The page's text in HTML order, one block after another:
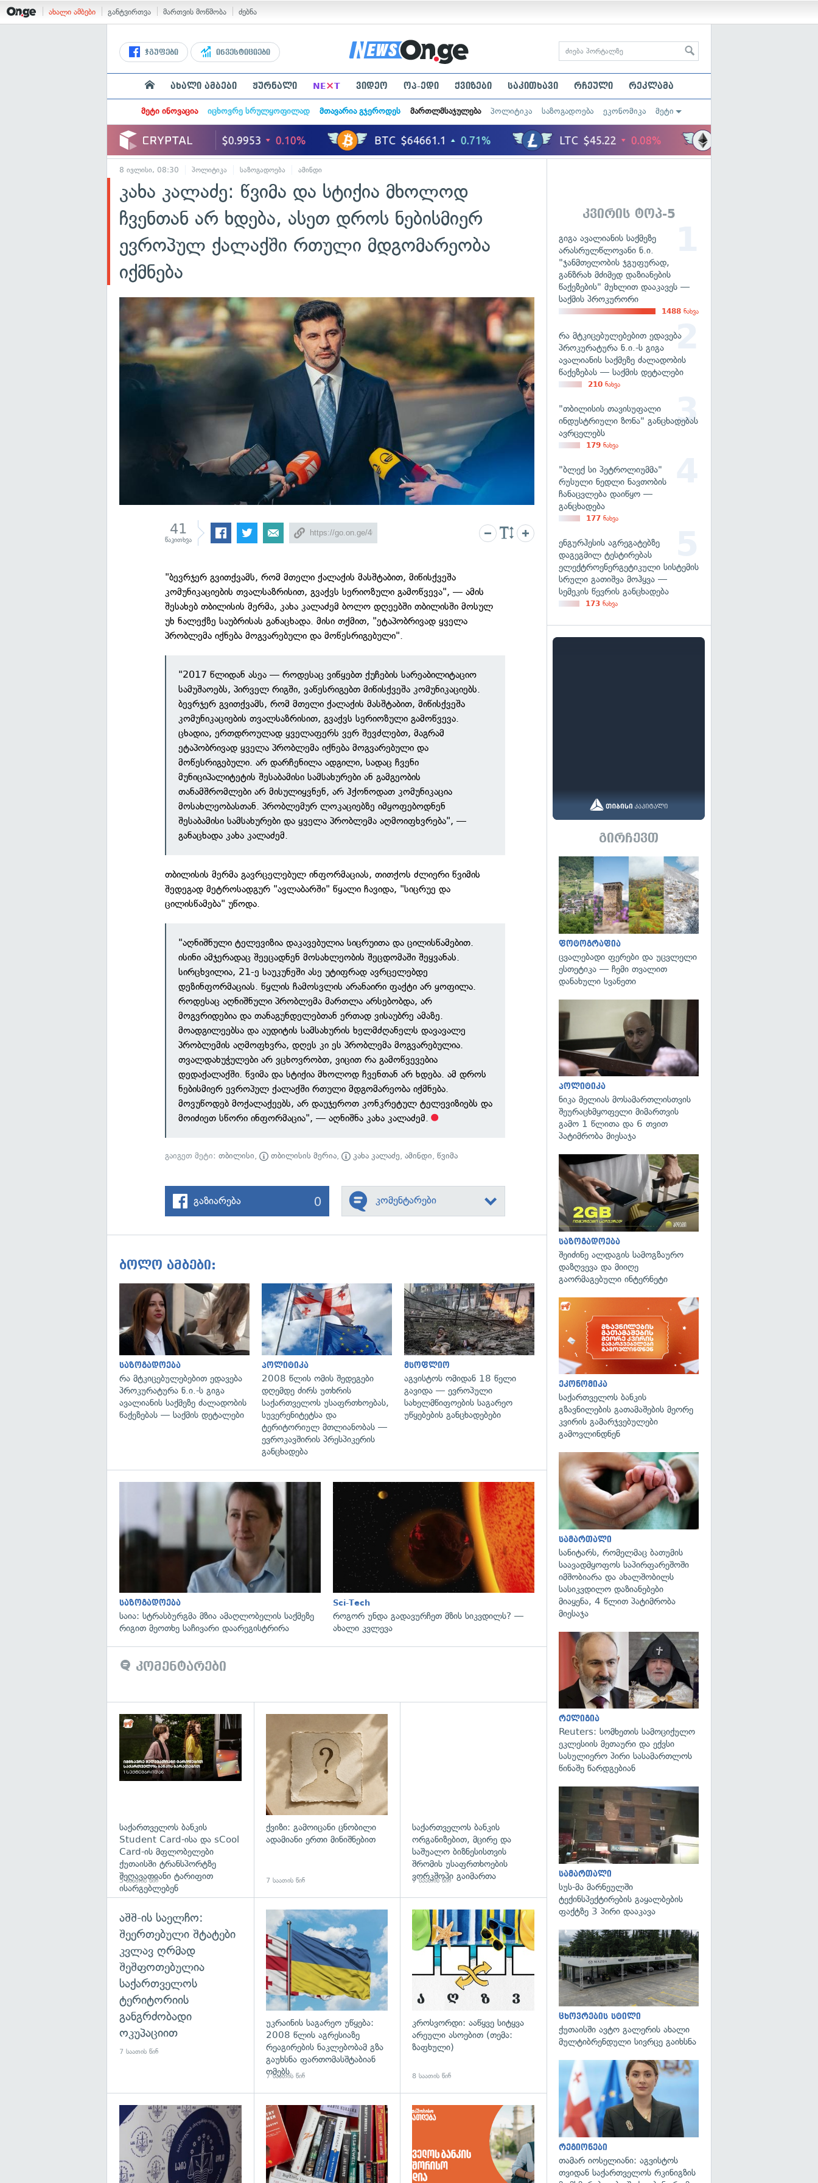
ახალი ამბები განტვირთვა მართვის მოწმობა ძებნა
ჯგუფები ინვესტიციები
ახალი ამბები ჟურნალი NE×T ვიდეო ოპ-ედი ქვიზები საკითხავი რჩეული რეკლამა
მეტი ინოვაცია იცხოვრე სრულყოფილად მთავარია გჯეროდეს მართლმსაჯულება პოლიტიკა საზოგადოება ეკონომიკა მეტი
8 ივლისი, 08:30 პოლიტიკა საზოგადოება ამინდი
კახა კალაძე: წვიმა და სტიქია მხოლოდ
ჩვენთან არ ხდება, ასეთ დროს ნებისმიერ
ევროპულ ქალაქში რთული მდგომარეობა
იქმნება
41
წაკითხვა
"ბევრჯერ გვითქვამს, რომ მთელი ქალაქის მასშტაბით, მიწისქვეშა
კომუნიკაციების თვალსაზრისით, გვაქვს სერიოზული გამოწვევა", — ამის
შესახებ თბილისის მერმა, კახა კალაძემ ბოლო დღეებში თბილისში მოსულ
უხ ნალექზე საუბრისას განაცხადა. მისი თქმით, "ეტაპობრივად ყველა
პრობლემა იქნება მოგვარებული და მოწესრიგებული".
"2017 წლიდან ასეა — როდესაც ვიწყებთ ქუჩების სარეაბილიტაციო
სამუშაოებს, პირველ რიგში, ვაწესრიგებთ მიწისქვეშა კომუნიკაციებს.
ბევრჯერ გვითქვამს, რომ მთელი ქალაქის მასშტაბით, მიწისქვეშა
კომუნიკაციების თვალსაზრისით, გვაქვს სერიოზული გამოწვევა.
ცხადია, ერთდროულად ყველაფერს ვერ შევძლებთ, მაგრამ
ეტაპობრივად ყველა პრობლემა იქნება მოგვარებული და
მოწესრიგებული. არ დარჩენილა ადგილი, სადაც ჩვენი
მუნიციპალიტეტის შესაბამისი სამსახურები ან გამგეობის
თანამშრომლები არ მისულიყვნენ, არ ჰქონოდათ კომუნიკაცია
მოსახლეობასთან. პრობლემურ ლოკაციებზე იმყოფებოდნენ
შესაბამისი სამსახურები და ყველა პრობლემა აღმოიფხვრება", —
განაცხადა კახა კალაძემ.
თბილისის მერმა გავრცელებულ ინფორმაციას, თითქოს ძლიერი წვიმის
შედეგად მეტროსადგურ "ავლაბარში" წყალი ჩავიდა, "სიცრუე და
ცილისწამება" უწოდა.
"აღნიშნული ტელევიზია დაკავებულია სიცრუითა და ცილისწამებით.
ისინი ამჯერადაც შეეცადნენ მოსახლეობის შეცდომაში შეყვანას.
სირცხვილია, 21-ე საუკუნეში ასე უტიფრად ავრცელებდე
დეზინფორმაციას. წყლის ჩამოსვლის არანაირი ფაქტი არ ყოფილა.
როდესაც აღნიშნული პრობლემა მართლა არსებობდა, არ
მოგვრიდებია და თანაგუნდელებთან ერთად ვისაუბრე ამაზე.
მოადგილეებსა და აუდიტის სამსახურის ხელმძღანელს დავავალე
პრობლემის აღმოფხვრა, დღეს კი ეს პრობლემა მოგვარებულია.
თვალდახუჭულები არ ვცხოვრობთ, ვიცით რა გამოწვევებია
დედაქალაქში. წვიმა და სტიქია მხოლოდ ჩვენთან არ ხდება. ამ დროს
ნებისმიერ ევროპულ ქალაქში რთული მდგომარეობა იქმნება.
მოვუწოდებ მოქალაქეებს, არ დაუჯეროთ კონკრეტულ ტელევიზიებს და
მოიძიეთ სწორი ინფორმაცია", — აღნიშნა კახა კალაძემ.
გაიგეთ მეტი:თბილისი, თბილისის მერია, კახა კალაძე,ამინდი,წვიმა
გაზიარება 0 კომენტარები
ბოლო ამბები:
გადახედვა
საზოგადოება
რა მტკიცებულებებით ედავება
პროკურატურა ნ.ი.-ს გიგა
ავალიანის საქმეზე ძალადობის
წაქეზებას — საქმის დეტალები
გადახედვა
პოლიტიკა
2008 წლის ომის შედეგები
დღემდე ძირს უთხრის
საქართველოს უსაფრთხოებას,
სუვერენიტეტსა და
ტერიტორიულ მთლიანობას —
ევროკავშირის პრესპიკერის
განცხადება
გადახედვა
მსოფლიო
აგვისტოს ომიდან 18 წელი
გავიდა — ევროპული
სახელმწიფოების საგარეო
უწყებების განცხადებები
გადახედვა
საზოგადოება
საია: სტრასბურგმა მზია ამაღლობელის საქმეზე
რიგით მეოთხე საჩივარი დაარეგისტრირა
გადახედვა
Sci-Tech
როგორ უნდა გადავურჩეთ მზის სიკვდილს? —
ახალი კვლევა
კომენტარები
საქართველოს ბანკის
Student Card-ისა და sCool
Card-ის მფლობელები
ქუთაისში ტრანსპორტზე
შეღავათიანი ტარიფით
ისარგებლებენ
5 საათის წინ
ქვიზი: გამოიცანი ცნობილი
ადამიანი ერთი მინიშნებით
7 საათის წინ
საქართველოს ბანკის
ორგანიზებით, მცირე და
საშუალო ბიზნესისთვის
შრომის უსაფრთხოების
ვორკშოპი გაიმართა
7 საათის წინ
აშშ-ის საელჩო:
შეერთებული შტატები
კვლავ ღრმად
შეშფოთებულია
საქართველოს
ტერიტორიის
განგრძობადი
ოკუპაციით
7 საათის წინ
გადახედვა
უკრაინის საგარეო უწყება:
2008 წლის აგრესიაზე
რეაგირების ნაკლებობამ გზა
გაუხსნა ფართომასშტაბიან
ომებს
7 საათის წინ
კროსვორდი: ააწყვე სიტყვა
არეული ასოებით (თემა:
ზაფხული)
8 საათის წინ
გადახედვა გადახედვა
კვირის ტოპ-5
გიგა ავალიანის საქმეზე
არასრულწლოვანი ნ.ი.
"ჯანმთელობის ჯგუფურად,
განზრახ მძიმედ დაზიანების
წაქეზების" მუხლით დააკავეს —
საქმის პროკურორი
1488 ნახვა
რა მტკიცებულებებით ედავება
პროკურატურა ნ.ი.-ს გიგა
ავალიანის საქმეზე ძალადობის
წაქეზებას — საქმის დეტალები
210 ნახვა
"თბილისის თავისუფალი
ინდუსტრიული ზონა" განცხადებას
ავრცელებს
179 ნახვა
"ბლექ სი პეტროლიუმმა"
რუსული ნედლი ნავთობის
ჩანაცვლება დაიწყო —
განცხადება
177 ნახვა
ენგურჰესის აგრეგატებზე
დაგეგმილ ტესტირებას
ელექტროენერგეტიკული სისტემის
სრული გათიშვა მოჰყვა —
სემეკის წევრის განცხადება
173 ნახვა
გირჩევთ
ფოტოგრაფია
ცვალებადი ფერები და უცვლელი
ესთეტიკა — ჩემი თვალით
დანახული სვანეთი
პოლიტიკა
ნიკა მელიას მოსამართლისთვის
შეურაცხმყოფელი მიმართვის
გამო 1 წლითა და 6 თვით
პატიმრობა მიესაჯა
საზოგადოება
შეიძინე ალდაგის სამოგზაურო
დაზღვევა და მიიღე
გაორმაგებული ინტერნეტი
ეკონომიკა
საქართველოს ბანკის
გზავნილების გათამაშების მეორე
კვირის გამარჯვებულები
გამოვლინდნენ
სამართალი
სანიტარს, რომელმაც ბათუმის
საავადმყოფოს საპირფარეშოში
იმშობიარა და ახალშობილს
სასიკვდილო დაზიანებები
მიაყენა, 4 წლით პატიმრობა
მიესაჯა
რელიგია
Reuters: სომხეთის სამოციქულო
ეკლესიის მეთაური და ექვსი
სასულიერო პირი სასამართლოს
წინაშე წარდგებიან
სამართალი
სუს-მა მარნეულში
ტექინსპექტირების გაყალბების
ფაქტზე 3 პირი დააკავა
ცხოვრების სტილი
ქუთაისში ავტო გალერის ახალი
მულტიბრენდული სივრცე გაიხსნა
რეგიონები
თამარ იოსელიანი: აგვისტოს
თვიდან საქართველოს რკინიგზის